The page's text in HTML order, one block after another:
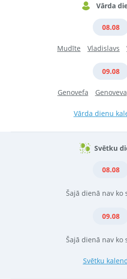
Vārda
08.08
Mudīte Vladislavs
09.08
Genovefa Genoveva
Vārda dienu
Svētku
08.08
Šajā dienā nav ko
09.08
Šajā dienā nav ko
Svētku